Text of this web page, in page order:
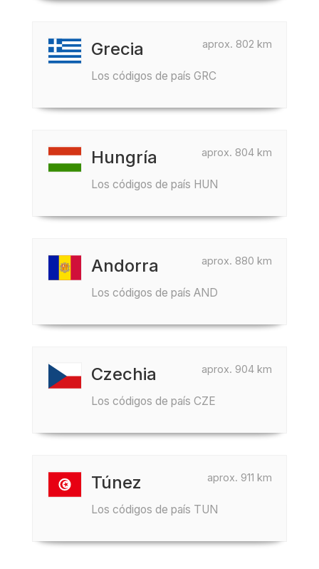
aprox. 802 km
Grecia
Los códigos de país GRC
aprox. 804 km
Hungría
Los códigos de país HUN
aprox. 880 km
Andorra
Los códigos de país AND
aprox. 904 km
Czechia
Los códigos de país CZE
aprox. 911 km
Túnez
Los códigos de país TUN